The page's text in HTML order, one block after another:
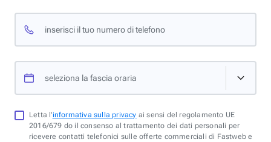
inserisci il tuo numero di telefono
seleziona la fascia oraria
Letta l'informativa sulla privacy ai sensi del regolamento UE
2016/679 do il consenso al trattamento dei dati personali per
ricevere contatti telefonici sulle offerte commerciali di Fastweb e